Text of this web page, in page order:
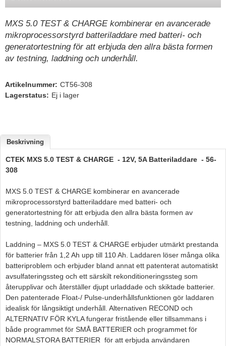
Victron - Batteriladdare
CTEK - Batteriladdare
Webasto - Dieselvärmare
Kamasa Tools - Verktyg
Thule - Takboxar
Thule - Lasthållare
LAGERRENSING
MXS 5.0 TEST & CHARGE kombinerar en avancerade
mikroprocessorstyrd batteriladdare med batteri- och
generatortestning för att erbjuda den allra bästa formen
av testning, laddning och underhåll.
Artikelnummer: CT56-308
Lagerstatus: Ej i lager
Beskrivning
CTEK MXS 5.0 TEST & CHARGE - 12V, 5A Batteriladdare - 56-
308
MXS 5.0 TEST & CHARGE kombinerar en avancerade
mikroprocessorstyrd batteriladdare med batteri- och
generatortestning för att erbjuda den allra bästa formen av
testning, laddning och underhåll.
Laddning – MXS 5.0 TEST & CHARGE erbjuder utmärkt prestanda
för batterier från 1,2 Ah upp till 110 Ah. Laddaren löser många olika
batteriproblem och erbjuder bland annat ett patenterat automatiskt
avsulfateringssteg och ett särskilt rekonditioneringssteg som
återupplivar och återställer djupt urladdade och skiktade batterier.
Den patenterade Float-/ Pulse-underhållsfunktionen gör laddaren
idealisk för långsiktigt underhåll. Alternativen RECOND och
ALTERNATIV FÖR KYLA fungerar fristående eller tillsammans i
både programmet för SMÅ BATTERIER och programmet för
NORMALSTORA BATTERIER för att erbjuda användaren